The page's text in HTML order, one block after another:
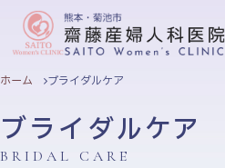
ホーム ブライダルケア
ブライダルケア
BRIDAL CARE0968-